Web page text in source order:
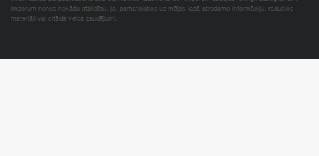
Imperum nenes nekādu atbildību, ja, pamatojoties uz mājas lapā atrodamo informāciju, radušies
materiāli vai citāda veida zaudējumi.